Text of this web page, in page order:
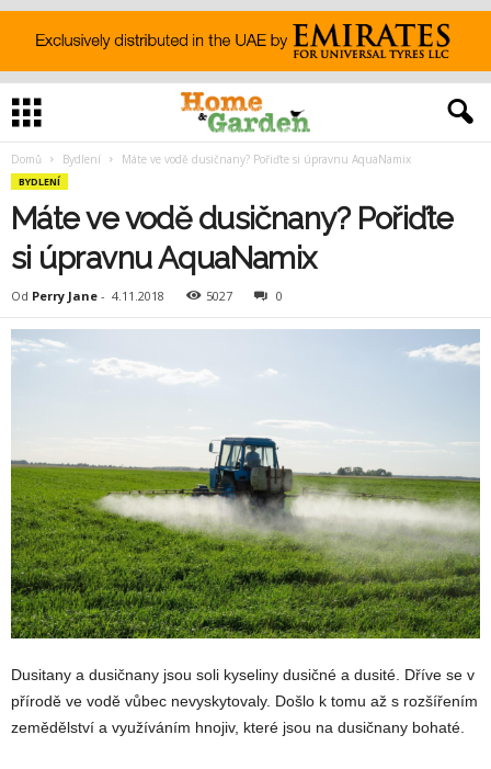
Domů Bydlení Máte ve vodě dusičnany? Pořiďte si úpravnu AquaNamix
BYDLENÍ
Máte ve vodě dusičnany? Pořiďte
si úpravnu AquaNamix
Od Perry Jane - 4.11.2018 5027 0
Dusitany a dusičnany jsou soli kyseliny dusičné a dusité. Dříve se v
přírodě ve vodě vůbec nevyskytovaly. Došlo k tomu až s rozšířením
zemědělství a využíváním hnojiv, které jsou na dusičnany bohaté.